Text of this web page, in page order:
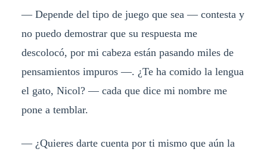
— Depende del tipo de juego que sea — contesta y
no puedo demostrar que su respuesta me
descolocó, por mi cabeza están pasando miles de
pensamientos impuros —. ¿Te ha comido la lengua
el gato, Nicol? — cada que dice mi nombre me
pone a temblar.
— ¿Quieres darte cuenta por ti mismo que aún la